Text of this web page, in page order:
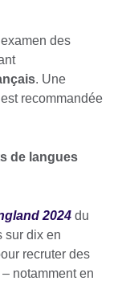
des
. Une
recommandée
de langues
2024 du
sur dix en
recruter des
notamment en